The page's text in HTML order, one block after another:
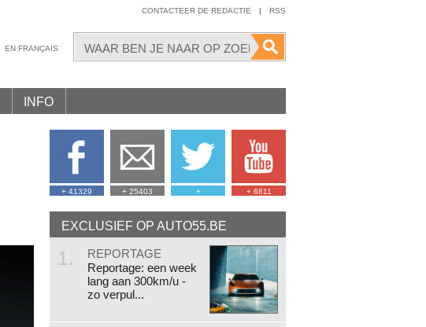
CONTACTEER DE REDACTIE | RSS
EN FRANÇAIS
INFO
+ 41329 + 25403 + + 6811
EXCLUSIEF OP AUTO55.BE
1.
REPORTAGE
Reportage: een week
lang aan 300km/u -
zo verpul...